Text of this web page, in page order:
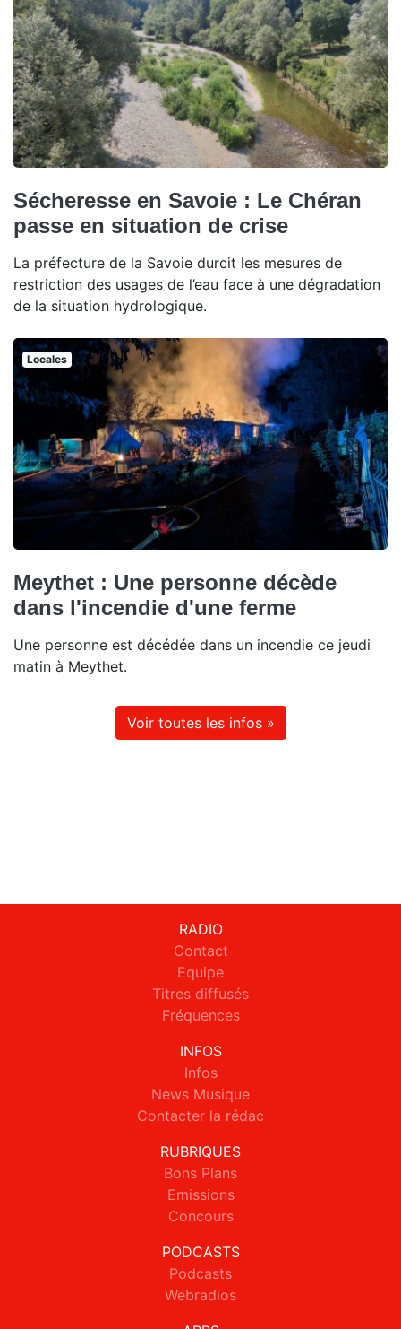
Sécheresse en Savoie : Le Chéran
passe en situation de crise
La préfecture de la Savoie durcit les mesures de
restriction des usages de l’eau face à une dégradation
de la situation hydrologique.
Locales
Meythet : Une personne décède
dans l'incendie d'une ferme
Une personne est décédée dans un incendie ce jeudi
matin à Meythet.
Voir toutes les infos »
RADIO
Contact
Equipe
Titres diffusés
Fréquences
INFOS
Infos
News Musique
Contacter la rédac
RUBRIQUES
Bons Plans
Emissions
Concours
PODCASTS
Podcasts
Webradios